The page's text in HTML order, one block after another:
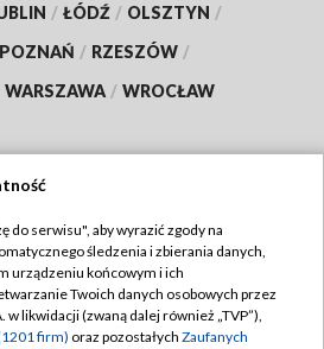
/ ŁÓDŹ / OLSZTYN /
POZNAŃ / RZESZÓW /
WARSZAWA / WROCŁAW
TVP
Regulamin TVP
prywatności
do serwisu", aby wyrazić zgody na
śledzenia i zbierania danych,
urządzeniu końcowym i ich
Twoich danych osobowych przez
w likwidacji (zwaną dalej również „TVP”),
firm) oraz pozostałych Zaufanych